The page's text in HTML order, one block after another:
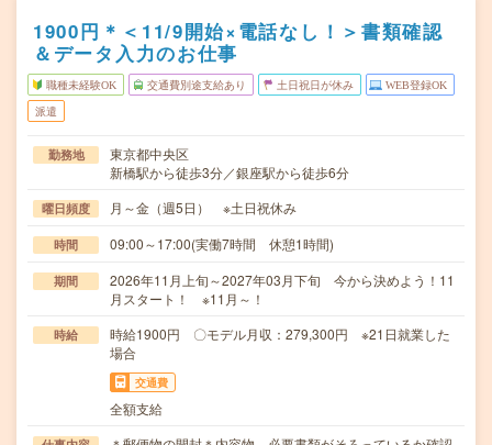
1900円＊＜11/9開始×電話なし！＞書類確認
＆データ入力のお仕事
職種未経験OK 交通費別途支給あり 土日祝日が休み WEB登録OK
派遣
勤務地
東京都中央区
新橋駅から徒歩3分／銀座駅から徒歩6分
曜日頻度 月～金（週5日） ※土日祝休み
時間 09:00～17:00(実働7時間 休憩1時間)
期間
2026年11月上旬～2027年03月下旬 今から決めよう！11
月スタート！ ※11月～！
時給
時給1900円 〇モデル月収：279,300円 ※21日就業した
場合
交通費
全額支給